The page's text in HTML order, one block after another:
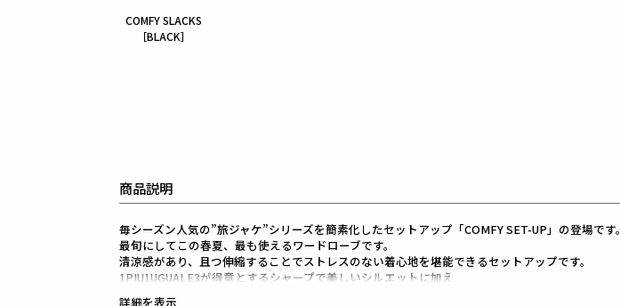
COMFY SLACKS
［BLACK］
商品説明
毎シーズン人気の”旅ジャケ”シリーズを簡素化したセットアップ「COMFY SET-UP」の登場です。
最旬にしてこの春夏、最も使えるワードローブです。
清涼感があり、且つ伸縮することでストレスのない着心地を堪能できるセットアップです。
1PIU1UGUALE3が得意とするシャープで美しいシルエットに加え
高機能ストレッチ素材と 3Dパターン＆立体裁断により
詳細を表示